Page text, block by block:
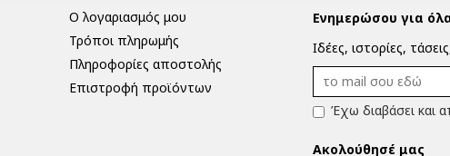
Ο λογαριασμός μου
Τρόποι πληρωμής
Πληροφορίες αποστολής
Επιστροφή προϊόντων
Ενημερώσου για
Ιδέες, ιστορίες,
Έχω διαβάσει και
Ακολούθησέ μας